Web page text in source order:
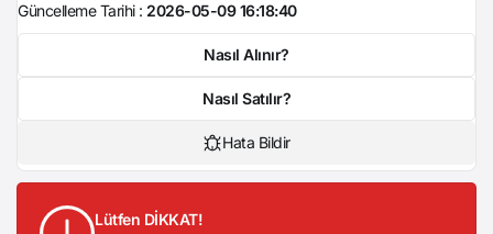
Güncelleme Tarihi : 2026-05-09 16:18:40
Nasıl Alınır?
Nasıl Satılır?
Hata Bildir
Lütfen DİKKAT!